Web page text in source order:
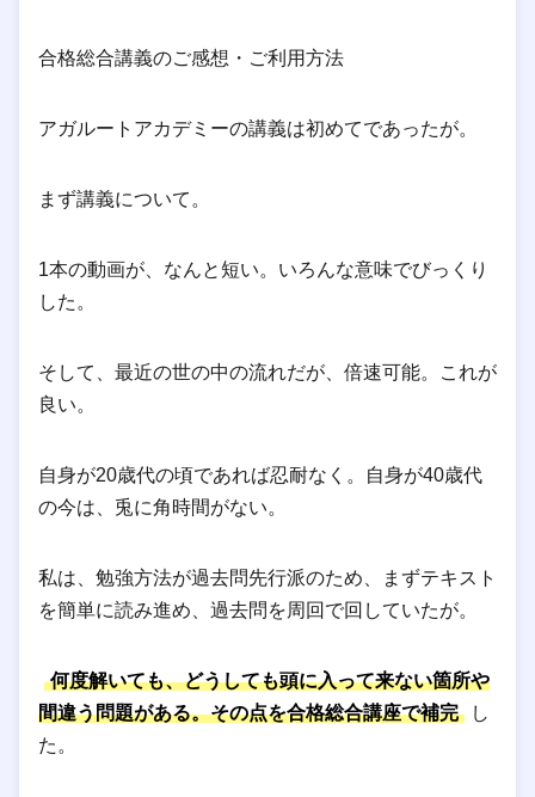
合格総合講義のご感想・ご利用方法
アガルートアカデミーの講義は初めてであったが。
まず講義について。
1本の動画が、なんと短い。いろんな意味でびっくり
した。
そして、最近の世の中の流れだが、倍速可能。これが
良い。
自身が20歳代の頃であれば忍耐なく。自身が40歳代
の今は、兎に角時間がない。
私は、勉強方法が過去問先行派のため、まずテキスト
を簡単に読み進め、過去問を周回で回していたが。
何度解いても、どうしても頭に入って来ない箇所や
間違う問題がある。その点を合格総合講座で補完
し
た。